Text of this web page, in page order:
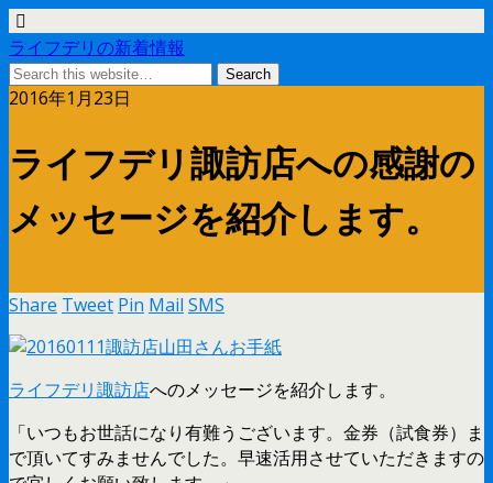
ライフデリの新着情報
2016年1月23日
ライフデリ諏訪店への感謝の
メッセージを紹介します。
Share Tweet Pin Mail SMS
ライフデリ諏訪店へのメッセージを紹介します。
「いつもお世話になり有難うございます。金券（試食券）ま
で頂いてすみませんでした。早速活用させていただきますの